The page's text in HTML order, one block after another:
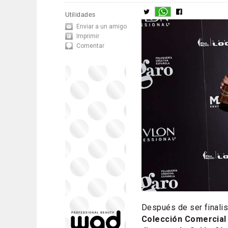
Utilidades
Enviar a un amigo
Imprimir
Comentar
Después de ser
Colección